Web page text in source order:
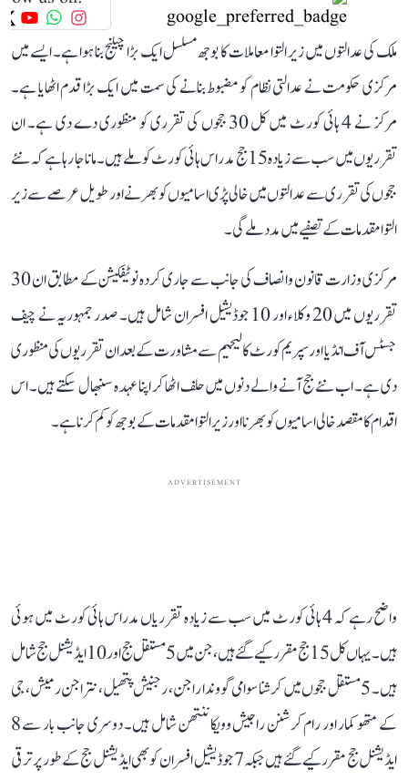
ملک کی عدالتوں میں زیر التوا معاملات کا بوجھ مسلسل ایک بڑا چیلنج بنا ہوا ہے۔ ایسے میں
مرکزی حکومت نے عدالتی نظام کو مضبوط بنانے کی سمت میں ایک بڑا قدم اٹھایا ہے۔
مرکز نے 4 ہائی کورٹ میں کل 30 ججوں کی تقرری کو منظوری دے دی ہے۔ ان
تقرریوں میں سب سے زیادہ 15 جج مدراس ہائی کورٹ کو ملے ہیں۔ مانا جا رہا ہے کہ نئے
ججوں کی تقرری سے عدالتوں میں خالی پڑی اسامیوں کو بھرنے اور طویل عرصے سے زیر
التوا مقدمات کے تصفیے میں مدد ملے گی۔
مرکزی وزارت قانون و انصاف کی جانب سے جاری کردہ نوٹیفکیشن کے مطابق ان 30
تقرریوں میں 20 وکلاء اور 10 جوڈیشیل افسران شامل ہیں۔ صدر جمہوریہ نے چیف
جسٹس آف انڈیا اور سپریم کورٹ کالیجیم سے مشاورت کے بعد ان تقرریوں کی منظوری
دی ہے۔ اب نئے جج آنے والے دنوں میں حلف اٹھا کر اپنا عہدہ سنبھال سکتے ہیں۔ اس
اقدام کا مقصد خالی اسامیوں کو بھرنا اور زیر التوا مقدمات کے بوجھ کو کم کرنا ہے۔
ADVERTISEMENT
واضح رہے کہ 4 ہائی کورٹ میں سب سے زیادہ تقرریاں مدراس ہائی کورٹ میں ہوئی
ہیں۔ یہاں کل 15 جج مقرر کیے گئے ہیں، جن میں 5 مستقل جج اور 10 ایڈیشنل جج شامل
ہیں۔ 5 مستقل ججوں میں کرشنا سوامی گووندا راجن، رجنیش پتھیل، نتراجن رمیش، جی
کے متھو کمار اور رام کرشنن راجیش وویکاننتھن شامل ہیں۔ دوسری جانب بار سے 8
ایڈیشنل جج مقرر کیے گئے ہیں جبکہ 7 جوڈیشیل افسران کو بھی ایڈیشنل جج کے طور پر ترقی